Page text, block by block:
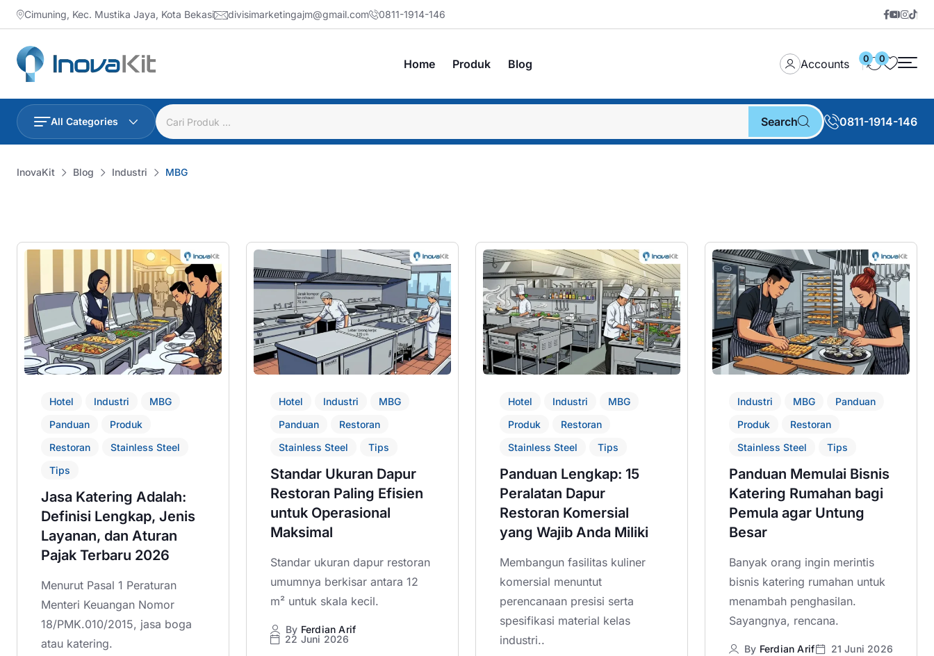
Skip
to
content
Cimuning, Kec. Mustika Jaya, Kota Bekasi divisimarketingajm@gmail.com 0811-1914-146
Home Produk Blog Accounts 0 0
All Categories Search 0811-1914-146
InovaKit Blog Industri MBG
Hotel Industri
MBG
Panduan
Produk
Restoran
Stainless Steel
Tips
Jasa Katering Adalah:
Definisi Lengkap, Jenis
Layanan, dan Aturan
Pajak Terbaru 2026
Menurut Pasal 1 Peraturan
Menteri Keuangan Nomor
18/PMK.010/2015, jasa boga
atau katering.
Hotel Industri
MBG
Panduan
Restoran
Stainless Steel
Tips
Standar Ukuran Dapur
Restoran Paling Efisien
untuk Operasional
Maksimal
Standar ukuran dapur restoran
umumnya berkisar antara 12
m² untuk skala kecil.
By Ferdian Arif
22 Juni 2026
Hotel Industri
MBG
Produk
Restoran
Stainless Steel
Tips
Panduan Lengkap: 15
Peralatan Dapur
Restoran Komersial
yang Wajib Anda Miliki
Membangun fasilitas kuliner
komersial menuntut
perencanaan presisi serta
spesifikasi material kelas
industri..
Industri MBG
Panduan
Produk
Restoran
Stainless Steel
Tips
Panduan Memulai Bisnis
Katering Rumahan bagi
Pemula agar Untung
Besar
Banyak orang ingin merintis
bisnis katering rumahan untuk
menambah penghasilan.
Sayangnya, rencana.
By Ferdian Arif 21 Juni 2026